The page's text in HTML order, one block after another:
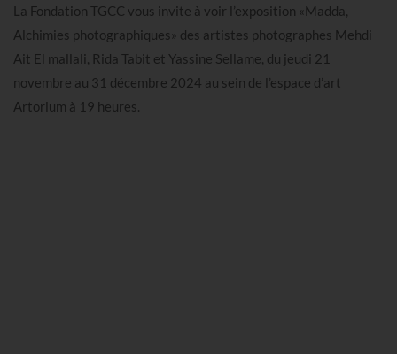
La Fondation TGCC vous invite à voir l’exposition «Madda,
Alchimies photographiques» des artistes photographes Mehdi
Ait El mallali, Rida Tabit et Yassine Sellame, du jeudi 21
novembre au 31 décembre 2024 au sein de l’espace d’art
Artorium à 19 heures.